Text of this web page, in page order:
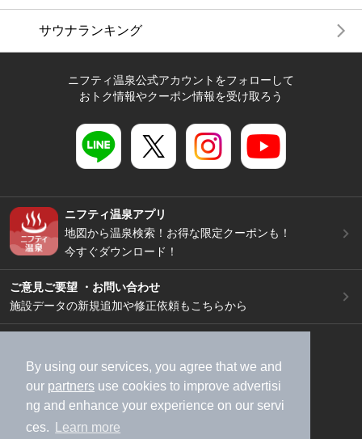
By using our services, you agree that we and
our partners use cookies to improve advertisi
ng and enhance your experience on our servi
ces.
Learn more
サウナランキング
ニフティ温泉公式アカウントをフォローして
おトク情報やクーポン情報を受け取ろう
ニフティ温泉アプリ
地図から温泉検索！お得な限定クーポンも！
今すぐダウンロード！
ご意見ご要望 ・お問い合わせ
施設データの新規追加や修正依頼もこちらから
加盟店募集（資料請求）
広告出稿のご案内
利用規約
ライフスタイルMEMBERS+規約
特定商取引法に基づく表記
ヘルプ
採用情報
運営会社